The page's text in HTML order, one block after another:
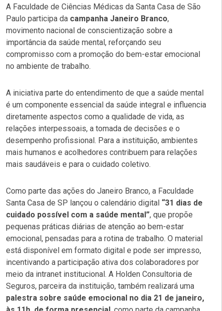
A Faculdade de Ciências Médicas da Santa Casa de São
Paulo participa da campanha Janeiro Branco,
movimento nacional de conscientização sobre a
importância da saúde mental, reforçando seu
compromisso com a promoção do bem-estar emocional
no ambiente de trabalho.
A iniciativa parte do entendimento de que a saúde mental
é um componente essencial da saúde integral e influencia
diretamente aspectos como a qualidade de vida, as
relações interpessoais, a tomada de decisões e o
desempenho profissional. Para a instituição, ambientes
mais humanos e acolhedores contribuem para relações
mais saudáveis e para o cuidado coletivo.
Como parte das ações do Janeiro Branco, a Faculdade
Santa Casa de SP lançou o calendário digital “31 dias de
cuidado possível com a saúde mental”, que propõe
pequenas práticas diárias de atenção ao bem-estar
emocional, pensadas para a rotina de trabalho. O material
está disponível em formato digital e pode ser impresso,
incentivando a participação ativa dos colaboradores por
meio da intranet institucional. A Holden Consultoria de
Seguros, parceira da instituição, também realizará uma
palestra sobre saúde emocional no dia 21 de janeiro,